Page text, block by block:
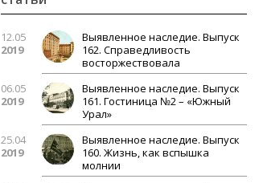
12.05
2019
Выявленное наследие. Выпуск
162. Справедливость
восторжествовала
06.05
2019
Выявленное наследие. Выпуск
161. Гостиница №2 – «Южный
Урал»
25.04
2019
Выявленное наследие. Выпуск
160. Жизнь, как вспышка
молнии